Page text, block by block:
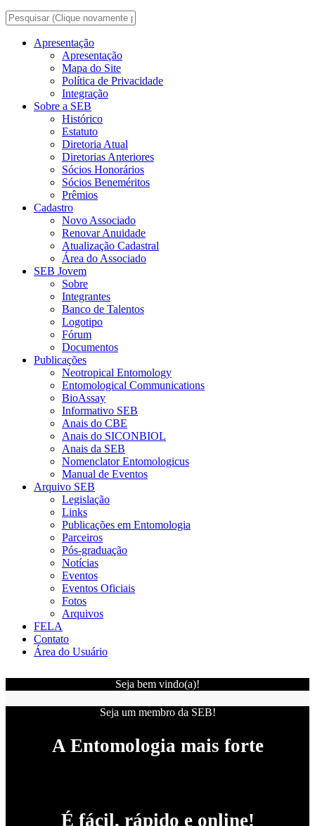
Apresentação
Apresentação
Mapa do Site
Política de Privacidade
Integração
Sobre a SEB
Histórico
Estatuto
Diretoria Atual
Diretorias Anteriores
Sócios Honorários
Sócios Beneméritos
Prêmios
Cadastro
Novo Associado
Renovar Anuidade
Atualização Cadastral
Área do Associado
SEB Jovem
Sobre
Integrantes
Banco de Talentos
Logotipo
Fórum
Documentos
Publicações
Neotropical Entomology
Entomological Communications
BioAssay
Informativo SEB
Anais do CBE
Anais do SICONBIOL
Anais da SEB
Nomenclator Entomologicus
Manual de Eventos
Arquivo SEB
Legislação
Links
Publicações em Entomologia
Parceiros
Pós-graduação
Notícias
Eventos
Eventos Oficiais
Fotos
Arquivos
FELA
Contato
Área do Usuário
Seja bem vindo(a)!
Seja um membro da SEB!
A Entomologia mais forte
É fácil, rápido e online!